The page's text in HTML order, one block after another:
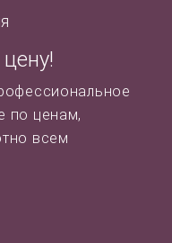
по ценам,
всем